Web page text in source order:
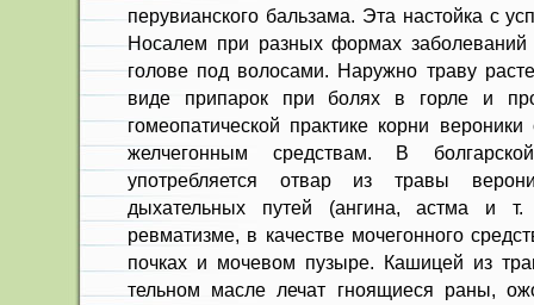
перувианского бальзама. Эта настойка с
Носалем при разных формах
голове под волоса­ми. Наружно траву
виде припарок при болях в горле и
гомеопатической практике корни
желчегонным средствам. В
употребляется отвар из травы
дыхательных путей (ангина, астма и
ревматизме, в качестве мочегонного
почках и мочевом пузыре. Кашицей из
тельном масле лечат гноящиеся раны,